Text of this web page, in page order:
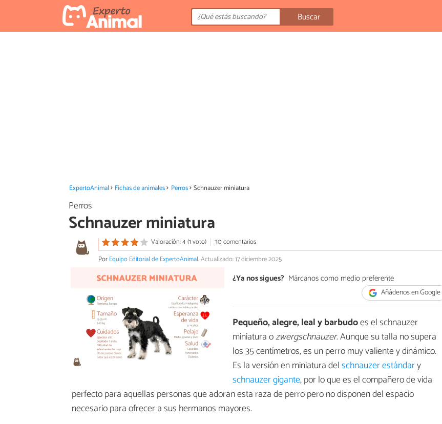
Buscar
ExpertoAnimal Fichas de animales Perros Schnauzer miniatura
Perros
Schnauzer miniatura
Valoración: 4 (1 voto)
30 comentarios
PorEquipo Editorial de ExpertoAnimal.Actualizado: 17 diciembre 2025
¿Ya nos sigues? Márcanos como medio preferente
Añádenos en Google
Pequeño, alegre, leal y barbudoes el schnauzer
miniatura ozwergschnauzer. Aunque su talla no supera
los 35 centímetros, es un perro muy valiente y dinámico.
Es la versión en miniatura delschnauzer estándary
schnauzer gigante, por lo que es el compañero de vida
perfecto para aquellas personas que adoran esta raza de perro pero no disponen del espacio
necesario para ofrecer a sus hermanos mayores.